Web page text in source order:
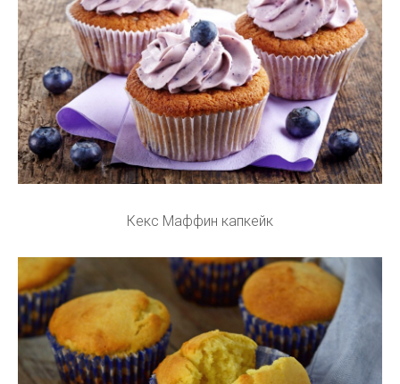
Кекс Маффин капкейк